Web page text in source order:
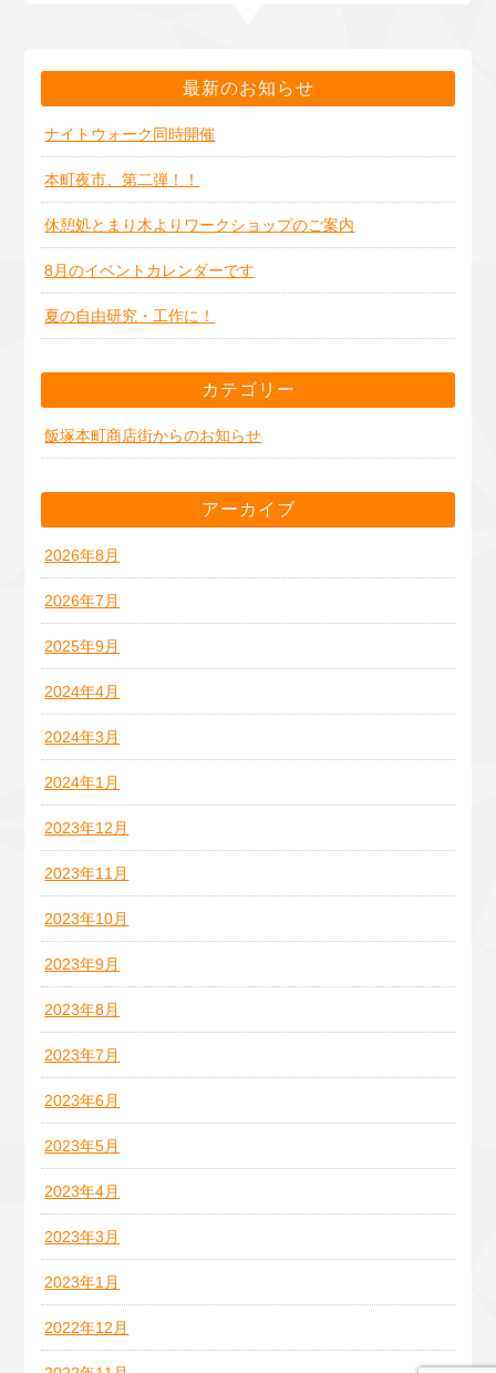
最新のお知らせ
ナイトウォーク同時開催
本町夜市、第二弾！！
休憩処とまり木よりワークショップのご案内
8月のイベントカレンダーです
夏の自由研究・工作に！
カテゴリー
飯塚本町商店街からのお知らせ
アーカイブ
2026年8月
2026年7月
2025年9月
2024年4月
2024年3月
2024年1月
2023年12月
2023年11月
2023年10月
2023年9月
2023年8月
2023年7月
2023年6月
2023年5月
2023年4月
2023年3月
2023年1月
2022年12月